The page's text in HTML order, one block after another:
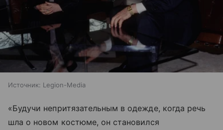
Источник: Legion-Media
«Будучи непритязательным в одежде, когда речь
шла о новом костюме, он становился